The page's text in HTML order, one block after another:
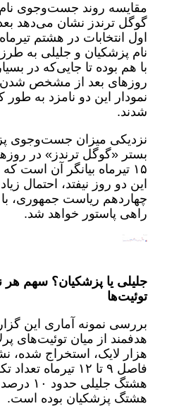
مقایسه روند جست‌وجوی نام
گوگل ترندز نشان می‌دهد
اول انتخابات در هشتم
نام پزشکیان و جلیلی به طرز
با هم بوده تا جایی‌که در
روزهای بعد از مشخص شدن
نمودار این دو نامزد به
شدند.
نزدیکی میزان جست‌وجوی
بستر «گوگل ترندز» در
۱۵ تیرماه بیانگر آن است
این دو روز نیفتد، احتمال
چهاردهم ریاست جمهوری،
راهی پاستور خواهد شد.
جلیلی یا پزشکیان؟ سهم هر
توئیت‌ها
بررسی نمونه آماری این
هزار لایک، استخراج شده،
فاصل ۹ تا ۱۲ تیرماه
هشتگ
هشتگ پزشکیان بوده است.